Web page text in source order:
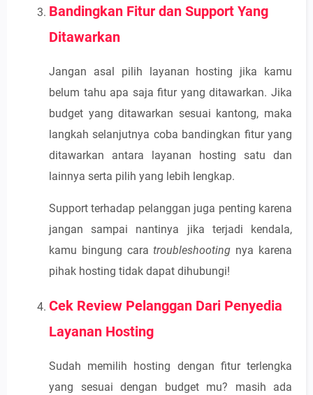
Bandingkan Fitur dan Support Yang
Ditawarkan
Jangan asal pilih layanan hosting jika kamu
belum tahu apa saja fitur yang ditawarkan. Jika
budget yang ditawarkan sesuai kantong, maka
langkah selanjutnya coba bandingkan fitur yang
ditawarkan antara layanan hosting satu dan
lainnya serta pilih yang lebih lengkap.
Support terhadap pelanggan juga penting karena
jangan sampai nantinya jika terjadi kendala,
kamu bingung caratroubleshooting nya karena
pihak hosting tidak dapat dihubungi!
Cek Review Pelanggan Dari Penyedia
Layanan Hosting
Sudah memilih hosting dengan fitur terlengka
yang sesuai dengan budget mu? masih ada